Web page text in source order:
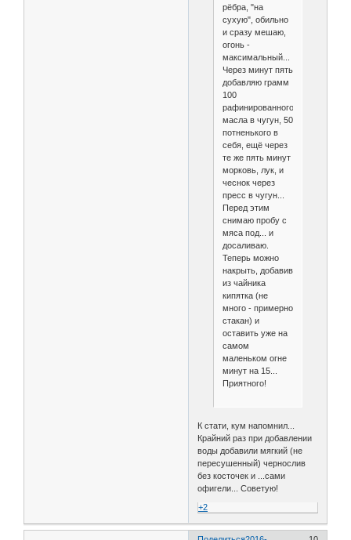
рёбра, "на
сухую", обильно
и сразу мешаю,
огонь -
максимальный...
Через минут пять
добавляю грамм
100
рафинированного
масла в чугун, 50
потненького в
себя, ещё через
те же пять минут
морковь, лук, и
чеснок через
пресс в чугун...
Перед этим
снимаю пробу с
мяса под... и
досаливаю.
Теперь можно
накрыть, добавив
из чайника
кипятка (не
много - примерно
стакан) и
оставить уже на
самом
маленьком огне
минут на 15...
Приятного!
К стати, кум напомнил...
Крайний раз при добавлении
воды добавили мягкий (не
пересушенный) чернослив
без косточек и ...сами
офигели... Советую!
+2